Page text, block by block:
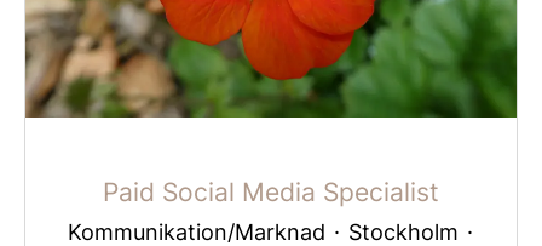
Paid Social Media Specialist
Kommunikation/Marknad · Stockholm ·